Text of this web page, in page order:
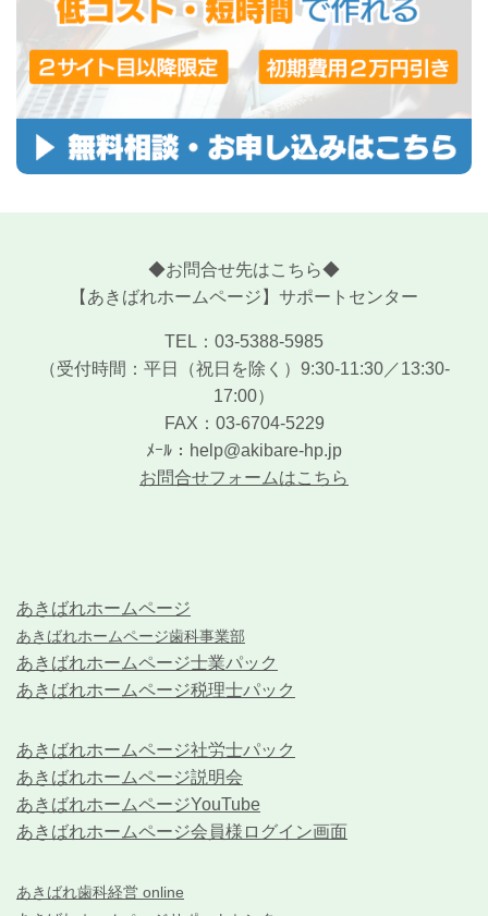
◆お問合せ先はこちら◆
【あきばれホームページ】サポートセンター
TEL：03-5388-5985
（受付時間：平日（祝日を除く）9:30-11:30／13:30-
17:00）
FAX：03-6704-5229
ﾒｰﾙ：help@akibare-hp.jp
お問合せフォームはこちら
あきばれホームページ
あきばれホームページ歯科事業部
あきばれホームページ士業パック
あきばれホームページ税理士パック
あきばれホームページ社労士パック
あきばれホームページ説明会
あきばれホームページYouTube
あきばれホームページ会員様ログイン画面
あきばれ歯科経営 online